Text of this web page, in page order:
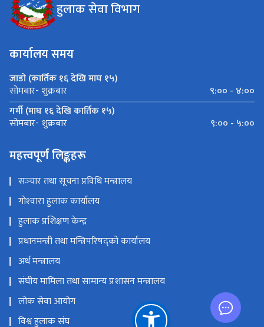
हुलाक सेवा विभाग
कार्यालय समय
जाडो (कार्तिक १६ देखि माघ १५)
सोमबार- शुक्रबार
९:०० - ४:००
गर्मी (माघ १६ देखि कार्तिक १५)
सोमबार- शुक्रबार ९:०० - ५:००
महत्त्वपूर्ण लिङ्कहरू
सञ्‍चार तथा सूचना प्रविधि मन्त्रालय
गोश्‍वारा हुलाक कार्यालय
हुलाक प्रशिक्षण केन्द्र
प्रधानमन्त्री तथा मन्त्रिपरिषद्को कार्यालय
अर्थ मन्त्रालय
संघीय मामिला तथा सामान्य प्रशासन मन्त्रालय
लोक सेवा आयोग